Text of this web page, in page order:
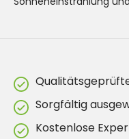
Sorgfältig
Kostenlose